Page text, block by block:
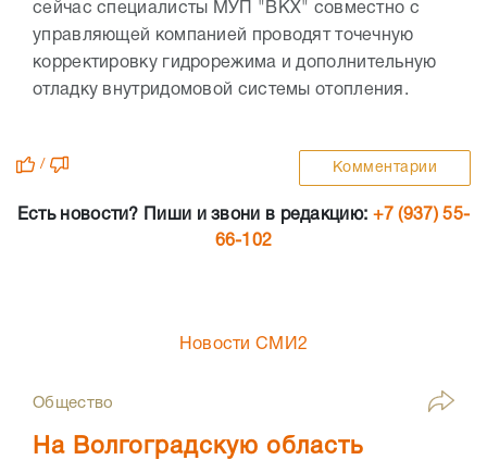
сейчас специалисты МУП "ВКХ" совместно с
управляющей компанией проводят точечную
корректировку гидрорежима и дополнительную
отладку внутридомовой системы отопления.
/ Комментарии
Есть новости? Пиши и звони в редакцию: +7 (937) 55-
66-102
Новости СМИ2
Общество
На Волгоградскую область